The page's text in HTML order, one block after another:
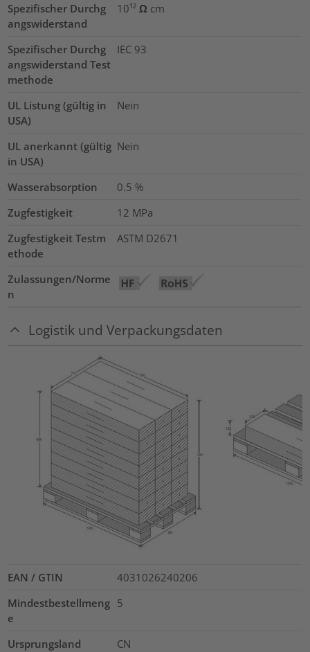
Spezifischer Durchg
angswiderstand
10¹² Ω cm
Spezifischer Durchg
angswiderstand Test
methode
IEC 93
UL Listung (gültig in
USA)
Nein
UL anerkannt (gültig
in USA)
Nein
Wasserabsorption 0.5 %
Zugfestigkeit
12 MPa
Zugfestigkeit Testm
ethode
ASTM D2671
Zulassungen/Norme
n
Logistik und Verpackungsdaten
EAN / GTIN
4031026240206
Mindestbestellmeng
e
5
Ursprungsland
CN